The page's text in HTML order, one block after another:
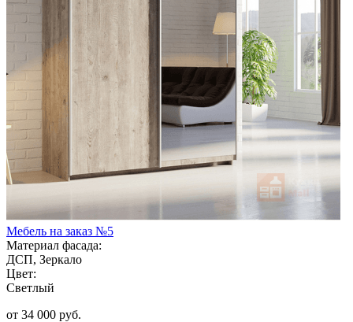
Мебель на заказ №5
Материал фасада:
ДСП, Зеркало
Цвет:
Светлый
от 34 000 руб.